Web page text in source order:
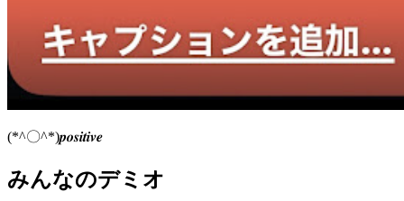
(*^〇^*)𝒑𝒐𝒔𝒊𝒕𝒊𝒗𝒆
みんなのデミオ